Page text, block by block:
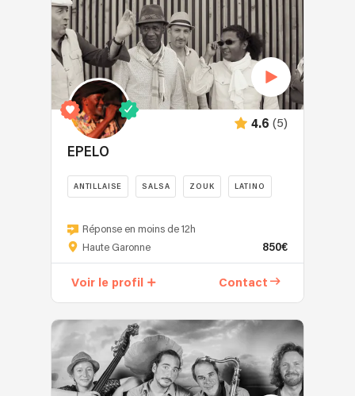
4.6 (5)
EPELO
ANTILLAISE SALSA ZOUK LATINO
Réponse en moins de 12h
Haute Garonne
850€
Voir le profil Contact